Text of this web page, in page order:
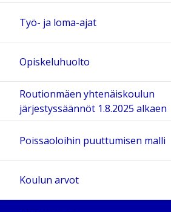
Työ- ja loma-ajat
Opiskeluhuolto
Routionmäen yhtenäiskoulun
järjestyssäännöt 1.8.2025 alkaen
Poissaoloihin puuttumisen malli
Koulun arvot